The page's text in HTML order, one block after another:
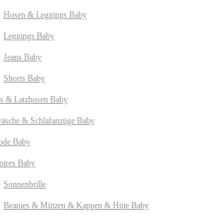
Hosen & Leggings Baby
Leggings Baby
Jeans Baby
Shorts Baby
& Latzhosen Baby
& Schlafanzüge Baby
Baby
Baby
Sonnenbrille
Beanies & Mützen & Kappen & Hüte Baby